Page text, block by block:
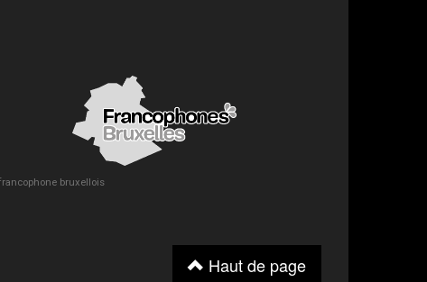
bruxellois
Haut de page